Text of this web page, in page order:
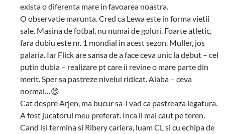
exista o diferenta mare in favoarea noastra.
O observatie marunta. Cred ca Lewa este in forma vietii
sale. Masina de fotbal, nu numai de goluri. Foarte atletic,
fara dubiu este nr. 1 mondial in acest sezon. Muller, jos
palaria. Iar Flick are sansa de a face ceva unic la debut – cel
putin dubla – realizare pt care ii revine o mare parte din
merit. Sper sa pastreze nivelul ridicat. Alaba – ceva
normal…😊
Cat despre Arjen, ma bucur sa-l vad ca pastreaza legatura.
A fost jucatorul meu preferat. Inca il mai caut pe teren.
Cand isi termina si Ribery cariera, luam CL si cu echipa de